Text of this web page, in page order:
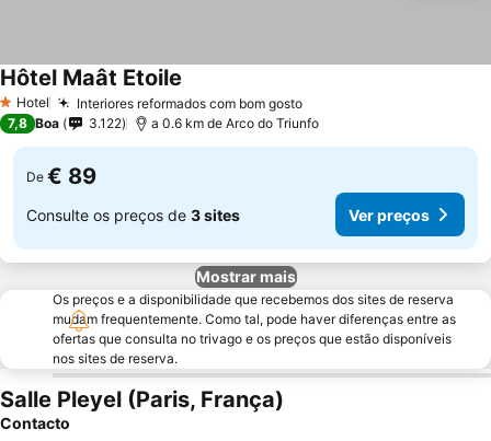
1 Estrelas
Hotel Interiores reformados com bom gosto
Hôtel Maât Etoile
7,8 Boa 3.122 a 0.6 km de Arco do Triunfo
De € 89
Consulte os preços de 3 sites Ver preços
Mostrar mais
Os preços e a disponibilidade que recebemos dos sites de reserva
mudam frequentemente. Como tal, pode haver diferenças entre as
ofertas que consulta no trivago e os preços que estão disponíveis
nos sites de reserva.
Salle Pleyel (Paris, França)
Contacto